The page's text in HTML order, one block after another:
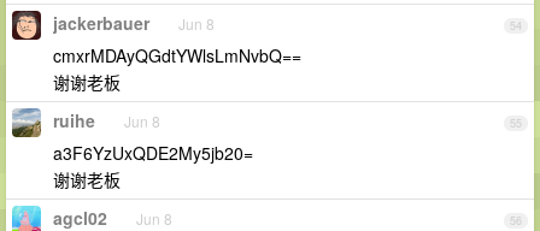
54
jackerbauer Jun 8
cmxrMDAyQGdtYWlsLmNvbQ==
谢谢老板
55
ruihe Jun 8
a3F6YzUxQDE2My5jb20=
谢谢老板
56
agcl02 Jun 8